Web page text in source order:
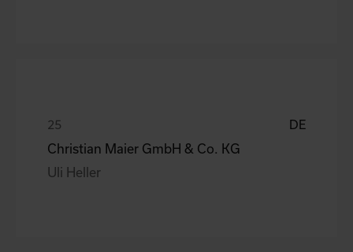
DE
Christian Maier GmbH & Co. KG
Uli Heller